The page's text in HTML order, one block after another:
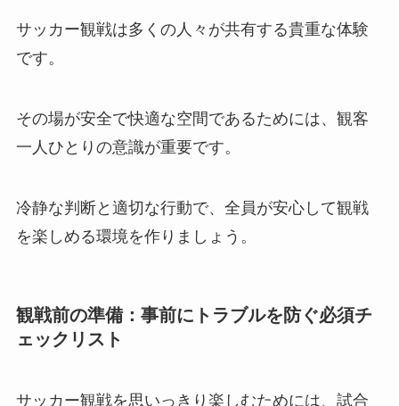
サッカー観戦は多くの人々が共有する貴重な体験
です。
その場が安全で快適な空間であるためには、観客
一人ひとりの意識が重要です。
冷静な判断と適切な行動で、全員が安心して観戦
を楽しめる環境を作りましょう。
観戦前の準備：事前にトラブルを防ぐ必須チ
ェックリスト
サッカー観戦を思いっきり楽しむためには、試合